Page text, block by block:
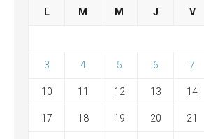
L M M J V
3 4 5 6 7
10 11 12 13 14
17 18 19 20 21